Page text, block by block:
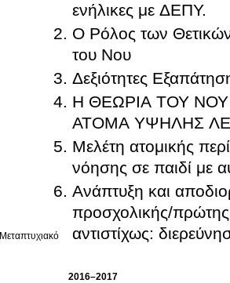
Μεταπτυχιακό
ενήλικες με ΔΕΠΥ.
Ο Ρόλος των
του Νου
Δεξιότητες
Η ΘΕΩΡΙΑ ΤΟΥ ΝΟΥ
ΑΤΟΜΑ ΥΨΗΛΗΣ
Μελέτη ατομικής
νόησης σε παιδί με
Ανάπτυξη και
προσχολικής/πρώτης
αντιστίχως:
2016–2017